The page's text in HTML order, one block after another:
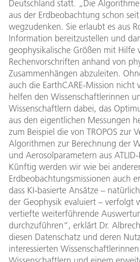
Deutschland statt. „Die
aus der Erdbeobachtung schon
wegzudenken. Sie erlaubt es aus
Information bereitzustellen und
geophysikalische Größen mit Hilfe
Rechenvorschriften anhand von
Zusammenhängen abzuleiten.
auch die EarthCARE-Mission nicht
helfen den Wissenschaftlerinnen
Wissenschaftlern dabei, das
aus den eigentlichen Messungen
zum Beispiel die von TROPOS zur
Algorithmen zur Berechnung der
und Aerosolparametern aus
Künftig werden wir wie bei
Erdbeobachtungsmissionen auch
dass KI-basierte Ansätze –
der Geophysik evaluiert – verfolgt
vertiefte weiterführende
durchzuführen“, erklärt Dr.
diesen Datenschatz und deren
interessierten